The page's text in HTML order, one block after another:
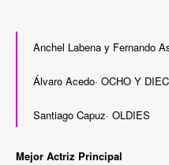
Anchel Labena y Fernando
Álvaro Acedo· OCHO Y
Santiago Capuz· OLDIES
Mejor Actriz Principal